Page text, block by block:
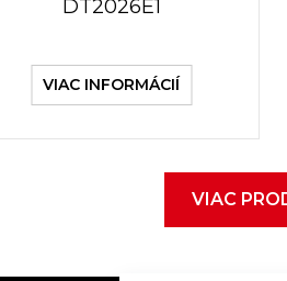
DT2026E1
VIAC INFORMÁCIÍ
VIAC